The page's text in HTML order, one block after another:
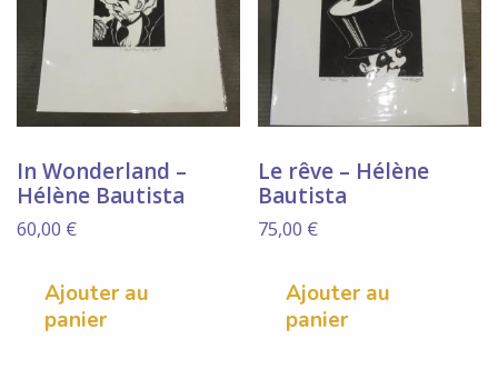
In Wonderland –
Hélène Bautista
60,00 €
Ajouter au
panier
Le rêve – Hélène
Bautista
75,00 €
Ajouter au
panier